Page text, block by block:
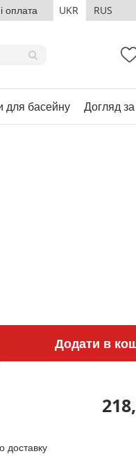
оплата UKR RUS
для басейну Догляд
Додати в
доставку